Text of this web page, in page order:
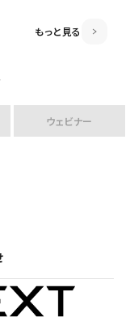
もっと見る
ウェビナー
に初開
げる・つな